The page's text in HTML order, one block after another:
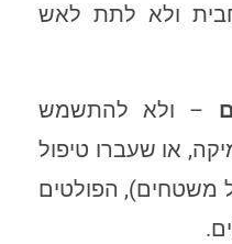
ולא לתת לאש
– ולא להתשמש
או שעברו טיפול
משטחים), הפולטים